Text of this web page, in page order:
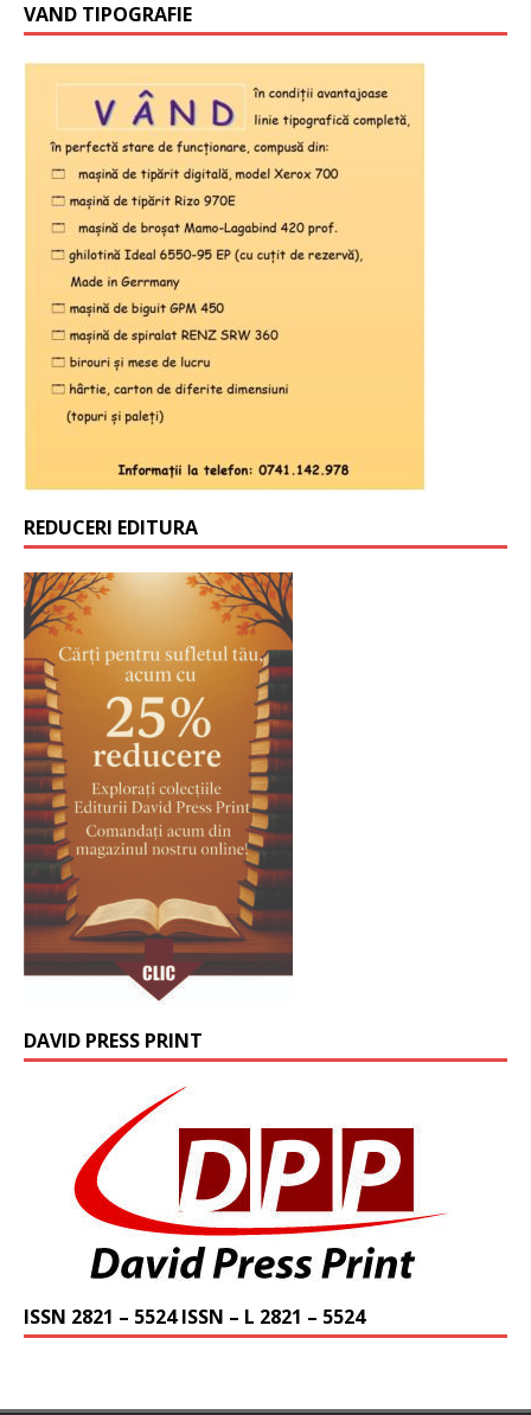
VAND TIPOGRAFIE
REDUCERI EDITURA
DAVID PRESS PRINT
ISSN 2821 – 5524 ISSN – L 2821 – 5524